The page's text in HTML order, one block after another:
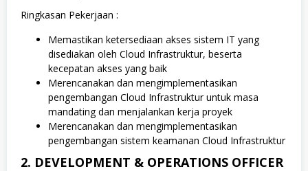
Ringkasan Pekerjaan :
Memastikan ketersediaan akses sistem IT yang
disediakan oleh Cloud Infrastruktur, beserta
kecepatan akses yang baik
Merencanakan dan mengimplementasikan
pengembangan Cloud Infrastruktur untuk masa
mandating dan menjalankan kerja proyek
Merencanakan dan mengimplementasikan
pengembangan sistem keamanan Cloud Infrastruktur
2. DEVELOPMENT & OPERATIONS OFFICER